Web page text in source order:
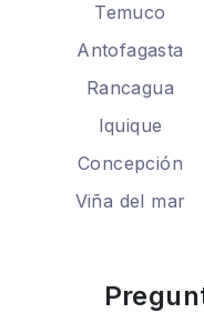
Temuco
Antofagasta
Rancagua
Iquique
Concepción
Viña del mar